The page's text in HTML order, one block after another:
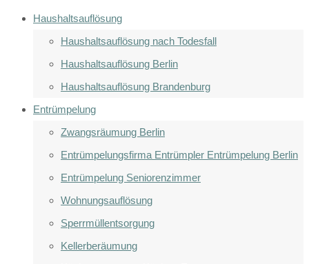
Haushaltsauflösung
Haushaltsauflösung nach Todesfall
Haushaltsauflösung Berlin
Haushaltsauflösung Brandenburg
Entrümpelung
Zwangsräumung Berlin
Entrümpelungsfirma Entrümpler Entrümpelung Berlin
Entrümpelung Seniorenzimmer
Wohnungsauflösung
Sperrmüllentsorgung
Kellerberäumung